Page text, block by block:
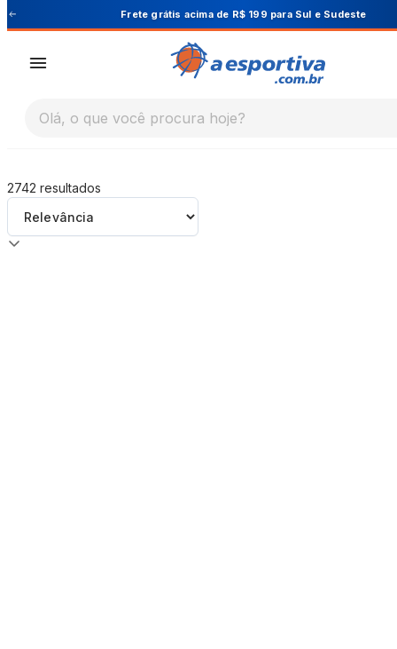
A Esportiva Frete grátis acima de R$ 199 para Sul e Sudeste
Olá, o que você procura hoje?
2742 resultados